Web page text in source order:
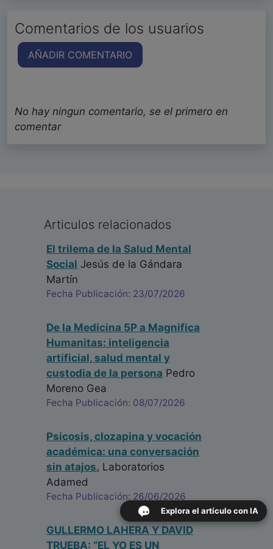
Comentarios de los usuarios
AÑADIR COMENTARIO
No hay ningun comentario, se el primero en
comentar
Articulos relacionados
El trilema de la Salud Mental
Social Jesús de la Gándara
Martín
Fecha Publicación: 23/07/2026
De la Medicina 5P a Magnifica
Humanitas: inteligencia
artificial, salud mental y
custodia de la persona Pedro
Moreno Gea
Fecha Publicación: 08/07/2026
Psicosis, clozapina y vocación
académica: una conversación
sin atajos. Laboratorios
Adamed
Fecha Publicación: 26/06/2026
GULLERMO LAHERA Y DAVID
TRUEBA: “EL YO ES UN
Explora el artículo con IA